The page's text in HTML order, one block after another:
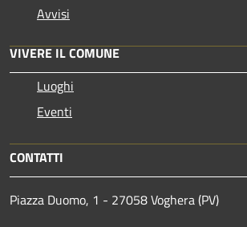
Avvisi
VIVERE IL COMUNE
Luoghi
Eventi
CONTATTI
Piazza Duomo, 1 - 27058 Voghera (PV)